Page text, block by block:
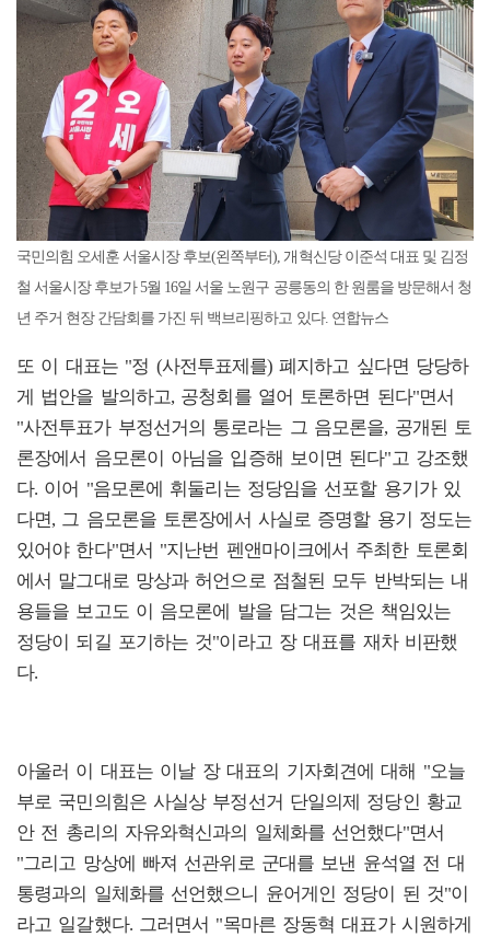
국민의힘 오세훈 서울시장 후보(왼쪽부터), 개혁신당 이준석 대표 및 김정
철 서울시장 후보가 5월 16일 서울 노원구 공릉동의 한 원룸을 방문해서 청
년 주거 현장 간담회를 가진 뒤 백브리핑하고 있다. 연합뉴스
또 이 대표는 "정 (사전투표제를) 폐지하고 싶다면 당당하
게 법안을 발의하고, 공청회를 열어 토론하면 된다"면서
"사전투표가 부정선거의 통로라는 그 음모론을, 공개된 토
론장에서 음모론이 아님을 입증해 보이면 된다"고 강조했
다. 이어 "음모론에 휘둘리는 정당임을 선포할 용기가 있
다면, 그 음모론을 토론장에서 사실로 증명할 용기 정도는
있어야 한다"면서 "지난번 펜앤마이크에서 주최한 토론회
에서 말그대로 망상과 허언으로 점철된 모두 반박되는 내
용들을 보고도 이 음모론에 발을 담그는 것은 책임있는
정당이 되길 포기하는 것"이라고 장 대표를 재차 비판했
다.
아울러 이 대표는 이날 장 대표의 기자회견에 대해 "오늘
부로 국민의힘은 사실상 부정선거 단일의제 정당인 황교
안 전 총리의 자유와혁신과의 일체화를 선언했다"면서
"그리고 망상에 빠져 선관위로 군대를 보낸 윤석열 전 대
통령과의 일체화를 선언했으니 윤어게인 정당이 된 것"이
라고 일갈했다. 그러면서 "목마른 장동혁 대표가 시원하게